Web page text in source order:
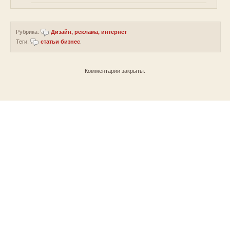
Рубрика:
Дизайн, реклама, интернет
Теги:
статьи бизнес
Комментарии закрыты.